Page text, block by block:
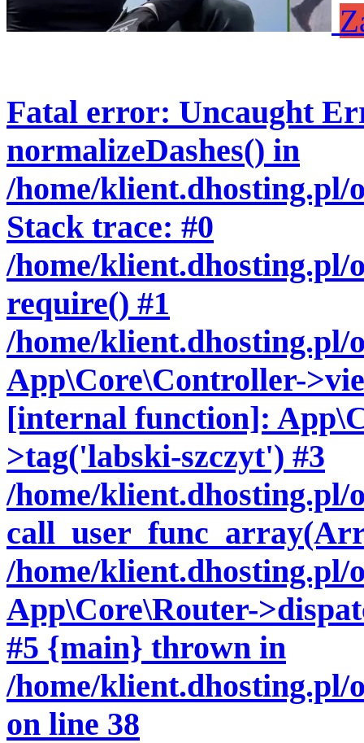
Fatal error: Uncaught
normalizeDashes() in
/home/
Stack trace: #0
/home/
require() #1
/home/
App\Core\Controller-
[internal function]:
>tag('labski-szczyt') #3
/home/
/home/
App\Core\Router-
#5 {main} thrown in
/home/
on line 38